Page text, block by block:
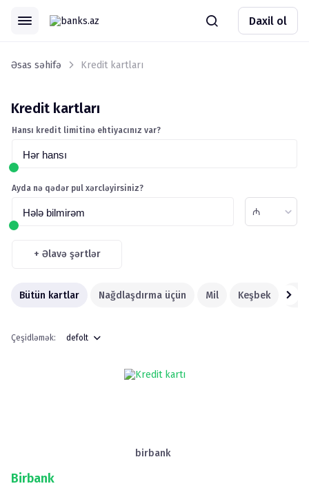
Daxil ol
Əsas səhifə Kredit kartları
Kredit kartları
Hər hansı
Hansı kredit limitinə ehtiyacınız var?
Hələ bilmirəm
Ayda nə qədər pul xərcləyirsiniz?
₼
+ Əlavə şərtlər
Bütün kartlar Nağdlaşdırma üçün Mil Keşbek
Çeşidləmək: defolt
birbank
Birbank